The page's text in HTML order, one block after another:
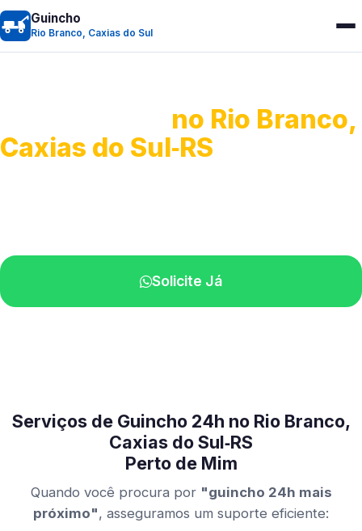
Guincho
Rio Branco, Caxias do Sul
no Rio Branco,
Caxias do Sul‑RS
Solicite Já
Serviços de Guincho 24h no Rio Branco,
Caxias do Sul‑RS
Perto de Mim
Quando você procura por "guincho 24h mais
próximo", asseguramos um suporte eficiente: